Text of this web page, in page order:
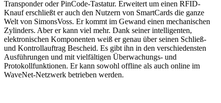
Transponder oder PinCode-Tastatur. Erweitert um einen RFID-
Knauf erschließt er auch den Nutzern von SmartCards die ganze
Welt von SimonsVoss. Er kommt im Gewand einen mechanischen
Zylinders. Aber er kann viel mehr. Dank seiner intelligenten,
elektronischen Komponenten weiß er genau über seinen Schließ-
und Kontrollauftrag Bescheid. Es gibt ihn in den verschiedensten
Ausführungen und mit vielfältigen Überwachungs- und
Protokollfunktionen. Er kann sowohl offline als auch online im
WaveNet-Netzwerk betrieben werden.